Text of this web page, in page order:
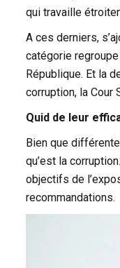
qui travaille
A ces derniers,
catégorie
République. Et la
corruption, la Cour
Quid de leur
Bien que
qu’est la
objectifs de
recommandations.